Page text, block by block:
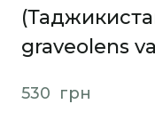
graveolens
530  грн